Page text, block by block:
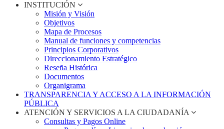
INSTITUCIÓN
Misión y Visión
Objetivos
Mapa de Procesos
Manual de funciones y competencias
Principios Corporativos
Direccionamiento Estratégico
Reseña Histórica
Documentos
Organigrama
TRANSPARENCIA Y ACCESO A LA INFORMACIÓN
PÚBLICA
ATENCIÓN Y SERVICIOS A LA CIUDADANÍA
Consultas y Pagos Online